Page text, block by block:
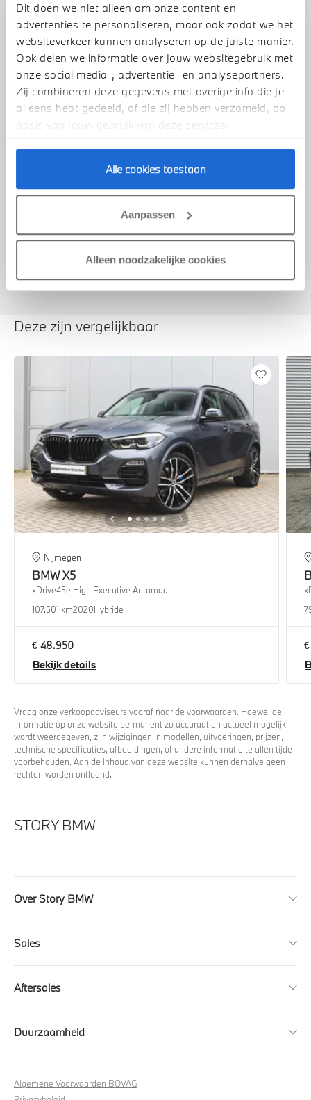
Dit doen we niet alleen om onze content en
advertenties te personaliseren, maar ook zodat we het
websiteverkeer kunnen analyseren op de juiste manier.
Ook delen we informatie over jouw websitegebruik met
onze social media-, advertentie- en analysepartners.
Zij combineren deze gegevens met overige info die je
al eens hebt gedeeld, of die zij hebben verzameld, op
basis van jouw gebruik van deze services.
Alle cookies toestaan
Aanpassen
Alleen noodzakelijke cookies
Stap 1 van 3
Uw auto inruilen?
U vertelt meer over uw auto
Deze zijn vergelijkbaar
Nijmegen
BMWX5
xDrive45e High Executive Automaat
107.501 km2020Hybride
€ 48.950
Bekijk details
Vraag onze verkoopadviseurs vooraf naar de voorwaarden. Hoewel de
informatie op onze website permanent zo accuraat en actueel mogelijk
wordt weergegeven, zijn wijzigingen in modellen, uitvoeringen, prijzen,
technische specificaties, afbeeldingen, of andere informatie te allen tijde
voorbehouden. Aan de inhoud van deze website kunnen derhalve geen
rechten worden ontleend.
STORY BMW
Over Story BMW
Sales
Aftersales
Duurzaamheid
Algemene Voorwaarden BOVAG